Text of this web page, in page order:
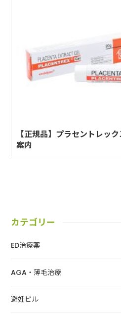
【正規品】プラセントレッ
案内
カテゴリー
ED治療薬
AGA・薄毛治療
避妊ピル